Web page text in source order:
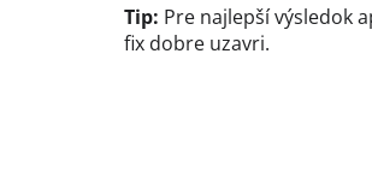
Tip: Pre najlepší výsledok
fix dobre uzavri.